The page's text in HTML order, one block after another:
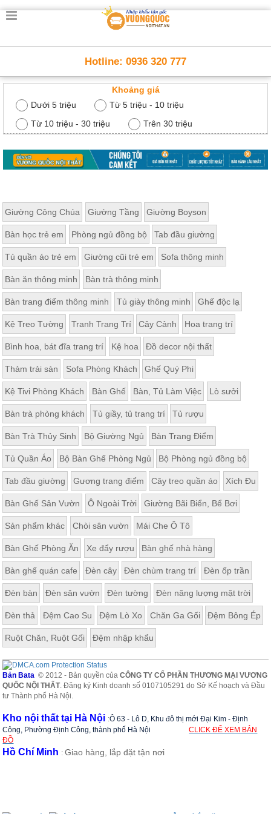
Trang
Thông
thông
Nội
Thất
tầng,
bàn
học, tủ
sách
Nội
Thất
Phòng
Khách
Sofa,
tủ
rượu,
Bàn
Nội
Thất
Phòng
Ngủ
Giường
ngủ, tủ
áo, bàn
trang
Nội
Thất
Phòng
Ăn
Bàn
ăn,
ghế
ăn,
bếp
Nội
Thất
Ban
Công,
Vườn
Bàn
ghế
ban
đu,
ghế...
Phụ
Hotline: 0936 320 777
Khoảng giá
Dưới 5 triệu
Từ 5 triệu - 10 triệu
Từ 10 triệu - 30 triệu
Trên 30 triệu
Giường Công Chúa Giường Tầng Giường Boyson
Bàn học trẻ em Phòng ngủ đồng bộ Tab đầu giường
Tủ quần áo trẻ em Giường cũi trẻ em Sofa thông minh
Bàn ăn thông minh Bàn trà thông minh
Bàn trang điểm thông minh Tủ giày thông minh Ghế độc lạ
Kệ Treo Tường Tranh Trang Trí Cây Cảnh Hoa trang trí
Bình hoa, bát đĩa trang trí Kệ hoa Đồ decor nội thất
Thảm trải sàn Sofa Phòng Khách Ghế Quý Phi
Kệ Tivi Phòng Khách Bàn Ghế Bàn, Tủ Làm Việc Lò sưởi
Bàn trà phòng khách Tủ giầy, tủ trang trí Tủ rượu
Bàn Trà Thủy Sinh Bộ Giường Ngủ Bàn Trang Điểm
Tủ Quần Áo Bộ Bàn Ghế Phòng Ngủ Bộ Phòng ngủ đồng bộ
Tab đầu giường Gương trang điểm Cây treo quần áo Xích Đu
Bàn Ghế Sân Vườn Ô Ngoài Trời Giường Bãi Biển, Bể Bơi
Sản phẩm khác Chòi sân vườn Mái Che Ô Tô
Bàn Ghế Phòng Ăn Xe đẩy rượu Bàn ghế nhà hàng
Bàn ghế quán cafe Đèn cây Đèn chùm trang trí Đèn ốp trần
Đèn bàn Đèn sân vườn Đèn tường Đèn năng lượng mặt trời
Đèn thả Đệm Cao Su Đệm Lò Xo Chăn Ga Gối Đệm Bông Ép
Ruột Chăn, Ruột Gối Đệm nhập khẩu
Bản Bata © 2012 - Bản quyền củaCÔNG TY CỔ PHẦN THƯƠNG MẠI VƯƠNG
QUỐC NỘI THẤT. Đăng ký Kinh doanh số 0107105291 do Sở Kế hoạch và Đầu
tư Thành phố Hà Nội.
Kho nội thất tại Hà Nội :Ô 63 - Lô D, Khu đô thị mới Đại Kim - Định
Công, Phường Định Công, thành phố Hà Nội
CLICK ĐỂ XEM BẢN
ĐỒ
Hồ Chí Minh :Giao hàng, lắp đặt tận nơi